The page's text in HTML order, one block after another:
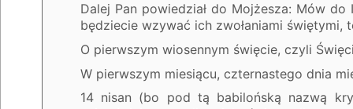
Dalej Pan powiedział do Mojżesza: Mów
będziecie wzywać ich zwołaniami świętymi,
O pierwszym wiosennym święcie, czyli
W pierwszym miesiącu, czternastego dnia
14 nisan (bo pod tą babilońską nazwą